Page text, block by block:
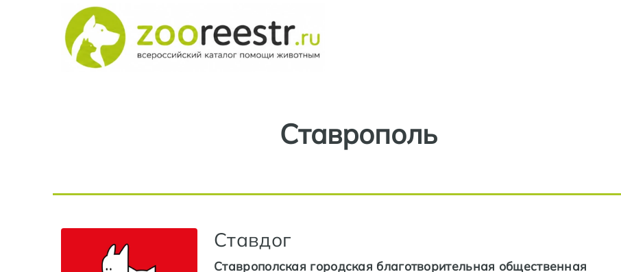
Ставрополь
Ставдог
Ставрополская городская благотворительная общественная